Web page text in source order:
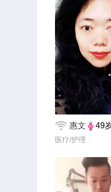
惠文 49
医疗/护理